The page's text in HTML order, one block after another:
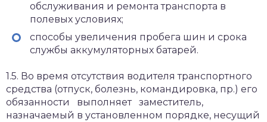
обслуживания и ремонта транспорта в
полевых условиях;
способы увеличения пробега шин и срока
службы аккумуляторных батарей.
1.5. Во время отсутствия водителя транспортного
средства (отпуск, болезнь, командировка, пр.) его
обязанности выполняет заместитель,
назначаемый в установленном порядке, несущий